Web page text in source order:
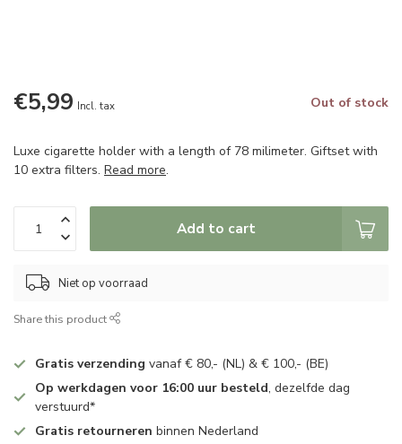
€5,99 Incl. tax Out of stock
Luxe cigarette holder with a length of 78 milimeter. Giftset with
10 extra filters. Read more.
Add to cart
Niet op voorraad
Share this product
Gratis verzending vanaf € 80,- (NL) & € 100,- (BE)
Op werkdagen voor 16:00 uur besteld, dezelfde dag
verstuurd*
Gratis retourneren binnen Nederland